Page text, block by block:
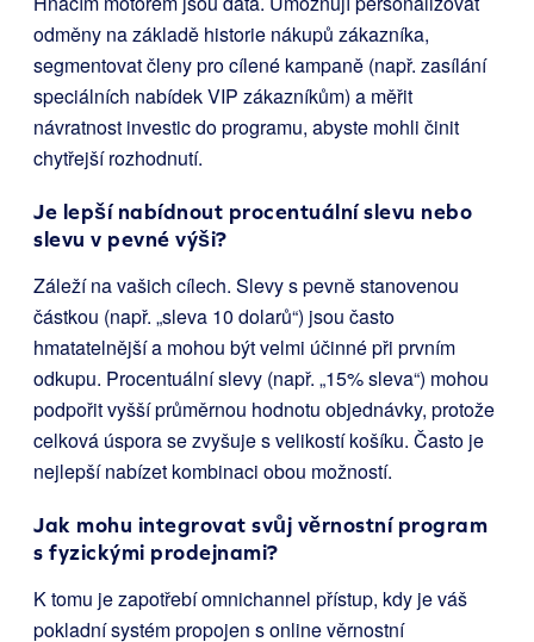
odměny na základě historie nákupů zákazníka,
segmentovat členy pro cílené kampaně (např. zasílání
speciálních nabídek VIP zákazníkům) a měřit
návratnost investic do programu, abyste mohli činit
chytřejší rozhodnutí.
Je lepší nabídnout procentuální slevu nebo
slevu v pevné výši?
Záleží na vašich cílech. Slevy s pevně stanovenou
částkou (např. „sleva 10 dolarů“) jsou často
hmatatelnější a mohou být velmi účinné při prvním
odkupu. Procentuální slevy (např. „15% sleva“) mohou
podpořit vyšší průměrnou hodnotu objednávky, protože
celková úspora se zvyšuje s velikostí košíku. Často je
nejlepší nabízet kombinaci obou možností.
Jak mohu integrovat svůj věrnostní program
s fyzickými prodejnami?
K tomu je zapotřebí omnichannel přístup, kdy je váš
pokladní systém propojen s online věrnostní